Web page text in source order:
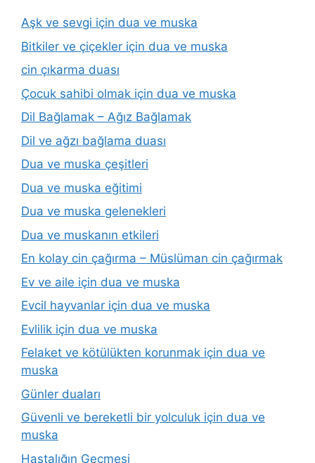
Aşk ve sevgi için dua ve muska
Bitkiler ve çiçekler için dua ve muska
cin çıkarma duası
Çocuk sahibi olmak için dua ve muska
Dil Bağlamak – Ağız Bağlamak
Dil ve ağzı bağlama duası
Dua ve muska çeşitleri
Dua ve muska eğitimi
Dua ve muska gelenekleri
Dua ve muskanın etkileri
En kolay cin çağırma – Müslüman cin çağırmak
Ev ve aile için dua ve muska
Evcil hayvanlar için dua ve muska
Evlilik için dua ve muska
Felaket ve kötülükten korunmak için dua ve
muska
Günler duaları
Güvenli ve bereketli bir yolculuk için dua ve
muska
Hastalığın Geçmesi